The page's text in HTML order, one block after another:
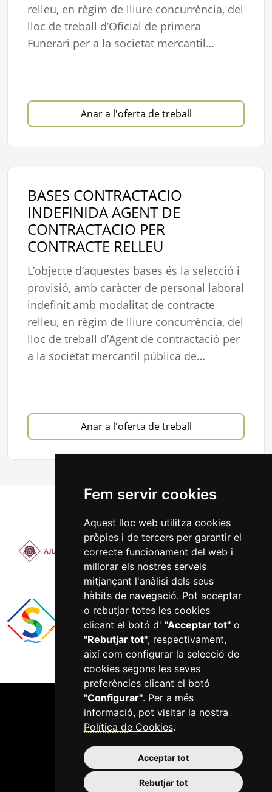
Fem servir cookies
Aquest lloc web utilitza cookies
pròpies i de tercers per garantir el
correcte funcionament del web i
millorar els nostres serveis
mitjançant l'anàlisi dels seus
hàbits de navegació. Pot acceptar
o rebutjar totes les cookies
clicant el botó d' "Acceptar tot"o
"Rebutjar tot", respectivament,
així com configurar la selecció de
cookies segons les seves
preferències clicant el botó
"Configurar". Per a més
informació, pot visitar la nostra
Política de Cookies.
Acceptar tot
Rebutjar tot
relleu, en règim de lliure concurrència, del
lloc de treball d’Oficial de primera
Funerari per a la societat mercantil…
Anar a l'oferta de treball
BASES CONTRACTACIO
INDEFINIDA AGENT DE
CONTRACTACIO PER
CONTRACTE RELLEU
L’objecte d’aquestes bases és la selecció i
provisió, amb caràcter de personal laboral
indefinit amb modalitat de contracte
relleu, en règim de lliure concurrència, del
lloc de treball d’Agent de contractació per
a la societat mercantil pública de…
Anar a l'oferta de treball
977 750 422